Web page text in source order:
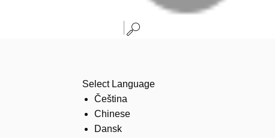
Select Language
Čeština
Chinese
Dansk